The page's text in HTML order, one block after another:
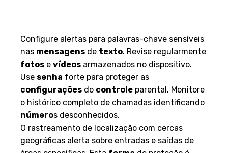
Configure alertas para palavras-chave sensíveis
nas mensagens de texto. Revise regularmente
fotos e vídeos armazenados no dispositivo.
Use senha forte para proteger as
configurações do controle parental. Monitore
o histórico completo de chamadas identificando
números desconhecidos.
O rastreamento de localização com cercas
geográficas alerta sobre entradas e saídas de